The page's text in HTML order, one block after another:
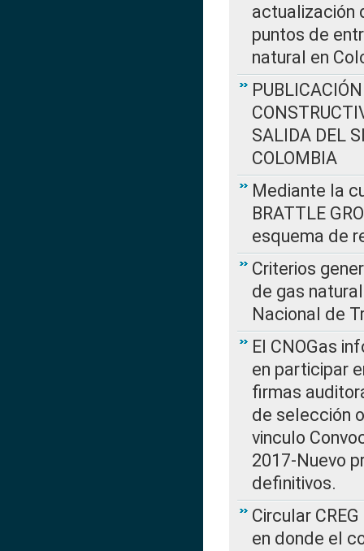
actualización
puntos de
natural en
SALIDA DEL
COLOMBIA
Mediante la
BRATTLE
esquema de
Criterios
de gas
Nacional de
El CNOGas
en participar
firmas
de selección
vinculo
2017-Nuevo
definitivos.
Circular
en donde el